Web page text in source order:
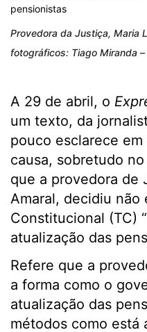
Provedora da Justiça, Maria
fotográficos: Tiago Miranda
A 29 de abril, o
um texto, da
pouco esclarece
causa, sobretudo
que a provedora de
Amaral, decidiu não
Constitucional (TC)
atualização das
Refere que a
a forma como o
atualização das
métodos como está